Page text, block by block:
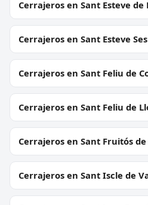
Cerrajeros en Sant Esteve
Cerrajeros en Sant Esteve
Cerrajeros en Sant Feliu de
Cerrajeros en Sant Feliu de
Cerrajeros en Sant Fruitós de
Cerrajeros en Sant Iscle de